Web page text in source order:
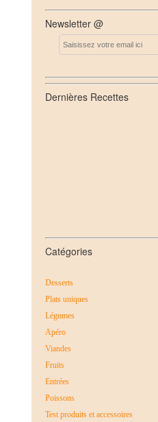
Newsletter @
Email
Dernières Recettes
Catégories
Desserts
Plats uniques
Légumes
Apéro
Viandes
Fruits
Entrées
Poissons
Test produits et accessoires